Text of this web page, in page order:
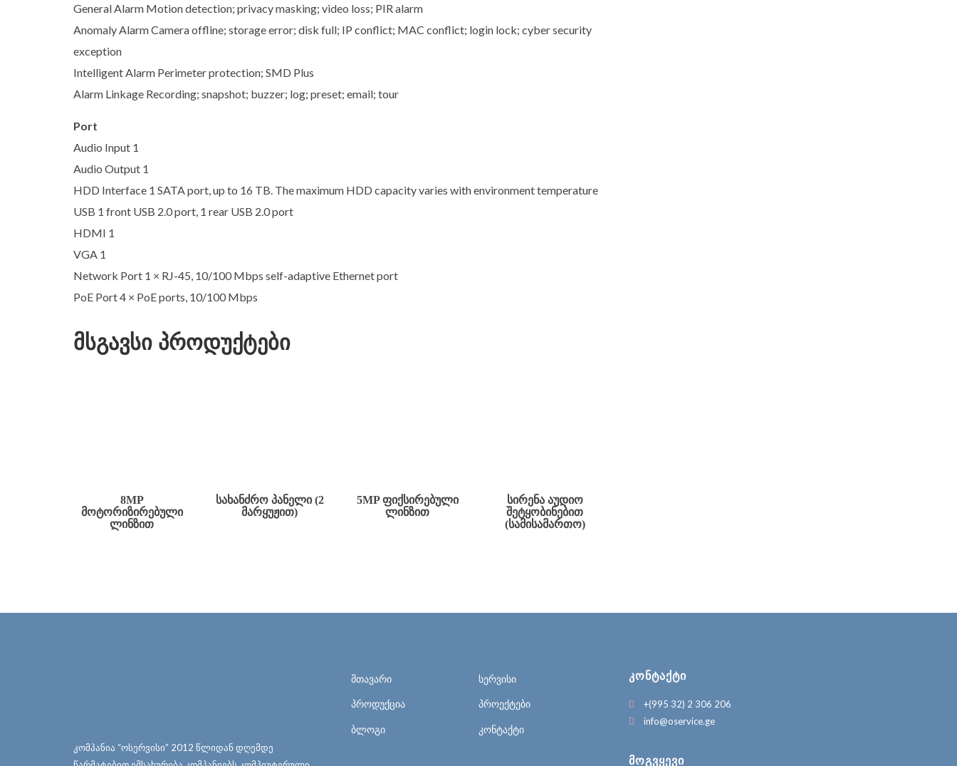
General Alarm Motion detection; privacy masking; video loss; PIR alarm
Anomaly Alarm Camera offline; storage error; disk full; IP conflict; MAC conflict; login lock; cyber security
exception
Intelligent Alarm Perimeter protection; SMD Plus
Alarm Linkage Recording; snapshot; buzzer; log; preset; email; tour
Port
Audio Input 1
Audio Output 1
HDD Interface 1 SATA port, up to 16 TB. The maximum HDD capacity varies with environment temperature
USB 1 front USB 2.0 port, 1 rear USB 2.0 port
HDMI 1
VGA 1
Network Port 1 × RJ-45, 10/100 Mbps self-adaptive Ethernet port
PoE Port 4 × PoE ports, 10/100 Mbps
მსგავსი პროდუქტები
8MP
ᲛᲝᲢᲝᲠᲘᲖᲘᲠᲔᲑᲣᲚᲘ
ᲚᲘᲜᲖᲘᲗ
ᲡᲐᲮᲐᲜᲫᲠᲝ ᲞᲐᲜᲔᲚᲘ (2
ᲛᲐᲠᲧᲣᲟᲘᲗ)
5MP ᲤᲘᲥᲡᲘᲠᲔᲑᲣᲚᲘ
ᲚᲘᲜᲖᲘᲗ
ᲡᲘᲠᲔᲜᲐ ᲐᲣᲓᲘᲝ
ᲨᲔᲢᲧᲝᲑᲘᲜᲔᲑᲘᲗ
(ᲡᲐᲛᲘᲡᲐᲛᲐᲠᲗᲝ)
კომპანია “ოსერვისი” 2012 წლიდან დღემდე
მთავარი სერვისი
პროდუქცია პროექტები
ბლოგი კონტაქტი
ᲙᲝᲜᲢᲐᲥᲢᲘ
+(995 32) 2 306 206
info@oservice.ge
ᲛᲝᲒᲕᲧᲔᲕᲘ